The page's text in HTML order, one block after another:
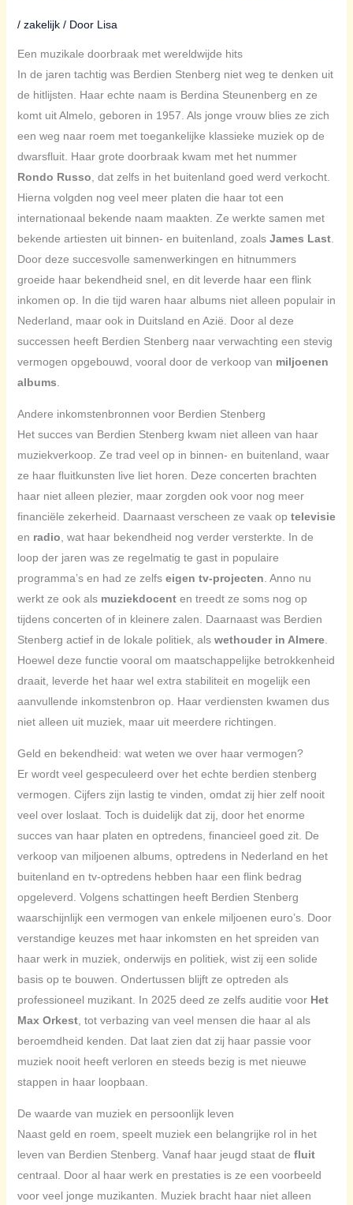
/ zakelijk/ Door Lisa
Een muzikale doorbraak met wereldwijde hits
In de jaren tachtig was Berdien Stenberg niet weg te denken uit
de hitlijsten. Haar echte naam is Berdina Steunenberg en ze
komt uit Almelo, geboren in 1957. Als jonge vrouw blies ze zich
een weg naar roem met toegankelijke klassieke muziek op de
dwarsfluit. Haar grote doorbraak kwam met het nummer
Rondo Russo, dat zelfs in het buitenland goed werd verkocht.
Hierna volgden nog veel meer platen die haar tot een
internationaal bekende naam maakten. Ze werkte samen met
bekende artiesten uit binnen- en buitenland, zoals James Last.
Door deze succesvolle samenwerkingen en hitnummers
groeide haar bekendheid snel, en dit leverde haar een flink
inkomen op. In die tijd waren haar albums niet alleen populair in
Nederland, maar ook in Duitsland en Azië. Door al deze
successen heeft Berdien Stenberg naar verwachting een stevig
vermogen opgebouwd, vooral door de verkoop van miljoenen
albums.
Andere inkomstenbronnen voor Berdien Stenberg
Het succes van Berdien Stenberg kwam niet alleen van haar
muziekverkoop. Ze trad veel op in binnen- en buitenland, waar
ze haar fluitkunsten live liet horen. Deze concerten brachten
haar niet alleen plezier, maar zorgden ook voor nog meer
financiële zekerheid. Daarnaast verscheen ze vaak op televisie
en radio, wat haar bekendheid nog verder versterkte. In de
loop der jaren was ze regelmatig te gast in populaire
programma’s en had ze zelfs eigen tv-projecten. Anno nu
werkt ze ook als muziekdocenten treedt ze soms nog op
tijdens concerten of in kleinere zalen. Daarnaast was Berdien
Stenberg actief in de lokale politiek, als wethouder in Almere.
Hoewel deze functie vooral om maatschappelijke betrokkenheid
draait, leverde het haar wel extra stabiliteit en mogelijk een
aanvullende inkomstenbron op. Haar verdiensten kwamen dus
niet alleen uit muziek, maar uit meerdere richtingen.
Geld en bekendheid: wat weten we over haar vermogen?
Er wordt veel gespeculeerd over het echte berdien stenberg
vermogen. Cijfers zijn lastig te vinden, omdat zij hier zelf nooit
veel over loslaat. Toch is duidelijk dat zij, door het enorme
succes van haar platen en optredens, financieel goed zit. De
verkoop van miljoenen albums, optredens in Nederland en het
buitenland en tv-optredens hebben haar een flink bedrag
opgeleverd. Volgens schattingen heeft Berdien Stenberg
waarschijnlijk een vermogen van enkele miljoenen euro’s. Door
verstandige keuzes met haar inkomsten en het spreiden van
haar werk in muziek, onderwijs en politiek, wist zij een solide
basis op te bouwen. Ondertussen blijft ze optreden als
professioneel muzikant. In 2025 deed ze zelfs auditie voor Het
Max Orkest, tot verbazing van veel mensen die haar al als
beroemdheid kenden. Dat laat zien dat zij haar passie voor
muziek nooit heeft verloren en steeds bezig is met nieuwe
stappen in haar loopbaan.
De waarde van muziek en persoonlijk leven
Naast geld en roem, speelt muziek een belangrijke rol in het
leven van Berdien Stenberg. Vanaf haar jeugd staat de fluit
centraal. Door al haar werk en prestaties is ze een voorbeeld
voor veel jonge muzikanten. Muziek bracht haar niet alleen